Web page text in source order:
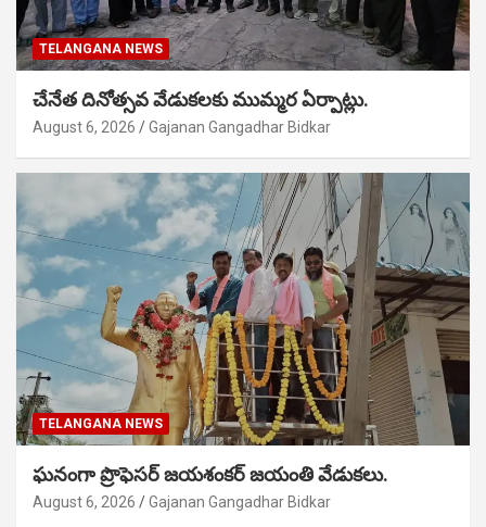
TELANGANA NEWS
చేనేత దినోత్సవ వేడుకలకు ముమ్మర ఏర్పాట్లు.
August 6, 2026 Gajanan Gangadhar Bidkar
TELANGANA NEWS
ఘనంగా ప్రొఫెసర్ జయశంకర్ జయంతి వేడుకలు.
August 6, 2026 Gajanan Gangadhar Bidkar